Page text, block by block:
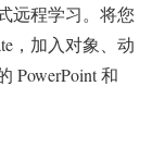
远程学习。将您
，加入对象、动
PowerPoint 和